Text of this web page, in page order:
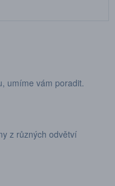
umíme vám poradit.
z různých odvětví